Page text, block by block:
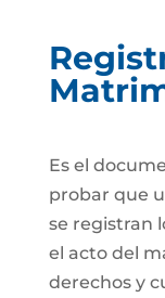
Es el
probar que
se registran
el acto del
derechos y